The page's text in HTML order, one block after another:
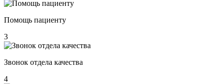
Помощь пациенту
3
Звонок отдела качества
4